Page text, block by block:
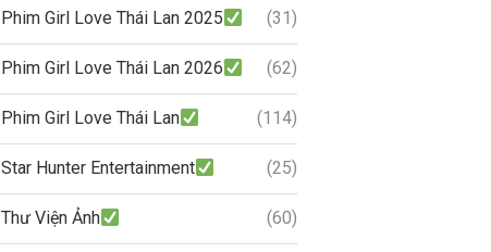
Phim Girl Love Thái Lan 2025 (31)
Phim Girl Love Thái Lan 2026 (62)
Phim Girl Love Thái Lan (114)
Star Hunter Entertainment (25)
Thư Viện Ảnh (60)